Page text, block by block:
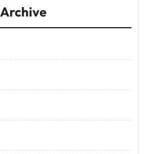
Archive